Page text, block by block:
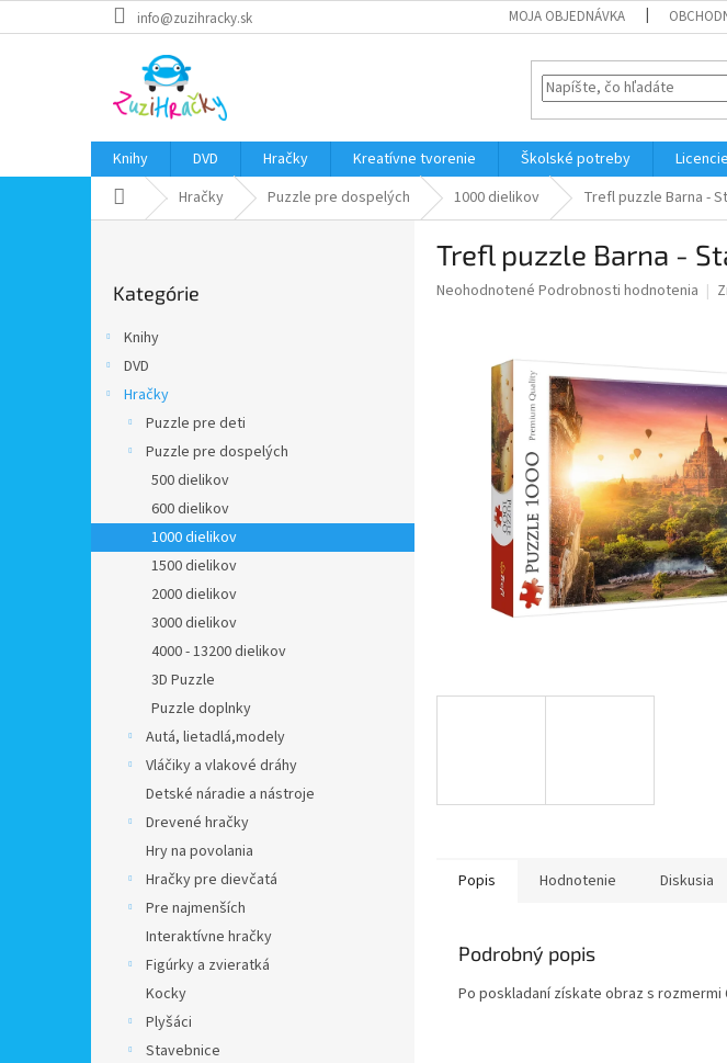
na
info@zuzihracky.sk MOJA OBJEDNÁVKA
Knihy DVD Hračky Kreatívne tvorenie Školské potreby
DomovHračky Puzzle pre dospelých 1000 dielikov Trefl puzzle Barna -
kategórie
Kategórie
Knihy
DVD
Hračky
Puzzle pre deti
Puzzle pre dospelých
500 dielikov
600 dielikov
1000 dielikov
1500 dielikov
2000 dielikov
3000 dielikov
4000 - 13200 dielikov
3D Puzzle
Puzzle doplnky
Autá, lietadlá,modely
Vláčiky a vlakové dráhy
Detské náradie a nástroje
Drevené hračky
Hry na povolania
Hračky pre dievčatá
Pre najmenších
Interaktívne hračky
Figúrky a zvieratká
Kocky
Plyšáci
Stavebnice
Trefl puzzle Barna -
Priemerné
hviezdičiek.
Neohodnotené Podrobnosti hodnotenia
Popis Hodnotenie Diskusia
Podrobný popis
Po poskladaní získate obraz s rozmermi